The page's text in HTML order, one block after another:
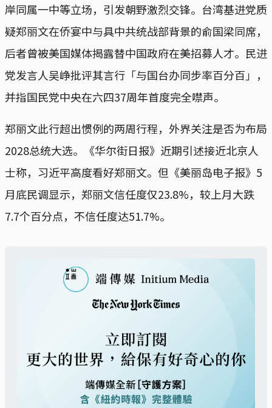
岸同属一中等立场，引发朝野激烈交锋。台湾基进党质
疑郑丽文在侨宴中与具中共统战部背景的俞国梁同席，
后者曾被美国媒体揭露替中国政府在美招募人才。民进
党发言人吴峥批评其言行「与国台办同步率百分百」，
并指国民党中央在六四37周年首度完全噤声。
郑丽文此行超出惯例的两周行程，外界关注是否为布局
2028总统大选。《华尔街日报》近期引述接近北京人
士称，习近平高度看好郑丽文。但《美丽岛电子报》5
月底民调显示，郑丽文信任度仅23.8%，较上月大跌
7.7个百分点，不信任度达51.7%。